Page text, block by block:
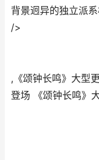
背景迥异的独立派
/>
,《颂钟长鸣》大型
登场 《颂钟长鸣》